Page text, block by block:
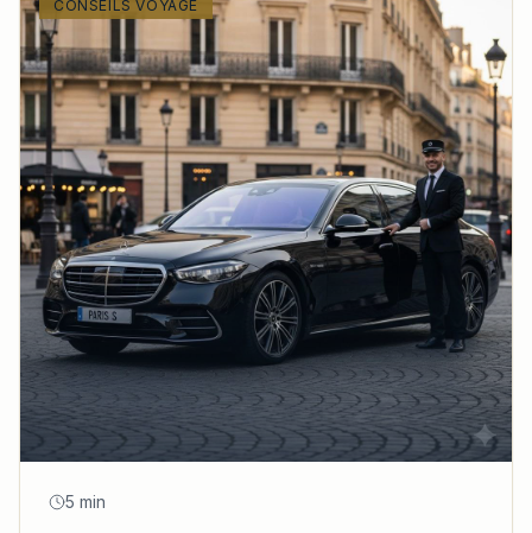
CONSEILS VOYAGE
5 min